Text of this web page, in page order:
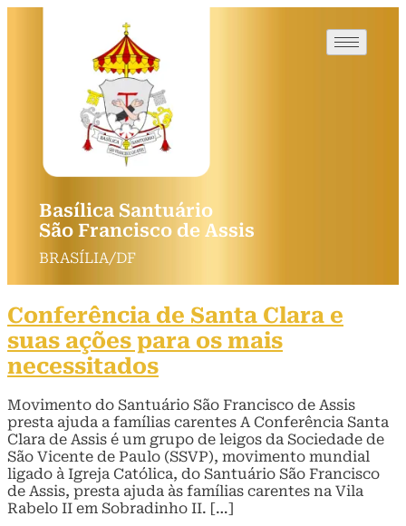
Basílica Santuário
São Francisco de Assis
BRASÍLIA/DF
Conferência de Santa Clara e
suas ações para os mais
necessitados
Movimento do Santuário São Francisco de Assis
presta ajuda a famílias carentes A Conferência Santa
Clara de Assis é um grupo de leigos da Sociedade de
São Vicente de Paulo (SSVP), movimento mundial
ligado à Igreja Católica, do Santuário São Francisco
de Assis, presta ajuda às famílias carentes na Vila
Rabelo II em Sobradinho II. […]